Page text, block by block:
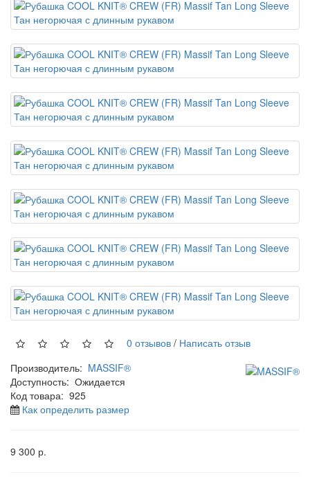
0 отзывов / Написать отзыв
Производитель: MASSIF®
Доступность: Ожидается
Код товара: 925
Как определить размер
9 300 р.